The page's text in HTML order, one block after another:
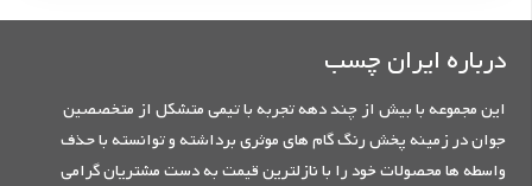
درباره ایران چسب
این مجموعه با بیش از چند دهه تجربه با تیمی متشکل از متخصصین
جوان در زمینه پخش رنگ گام های موثری برداشته و توانسته با حذف
واسطه ها محصولات خود را با نازلترین قیمت به دست مشتریان گرامی